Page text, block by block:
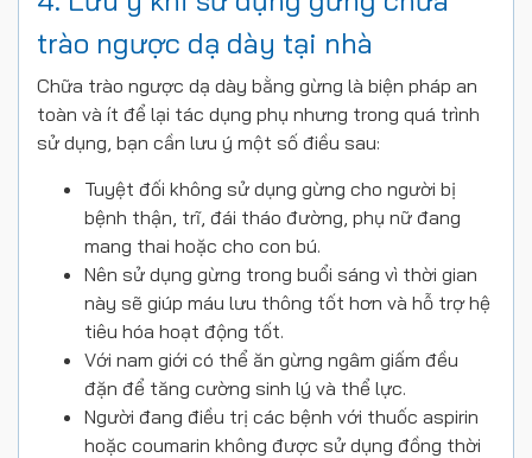
trào ngược dạ dày tại nhà
Chữa trào ngược dạ dày bằng gừng là biện pháp an
toàn và ít để lại tác dụng phụ nhưng trong quá trình
sử dụng, bạn cần lưu ý một số điều sau:
Tuyệt đối không sử dụng gừng cho người bị
bệnh thận, trĩ, đái tháo đường, phụ nữ đang
mang thai hoặc cho con bú.
Nên sử dụng gừng trong buổi sáng vì thời gian
này sẽ giúp máu lưu thông tốt hơn và hỗ trợ hệ
tiêu hóa hoạt động tốt.
Với nam giới có thể ăn gừng ngâm giấm đều
đặn để tăng cường sinh lý và thể lực.
Người đang điều trị các bệnh với thuốc aspirin
hoặc coumarin không được sử dụng đồng thời